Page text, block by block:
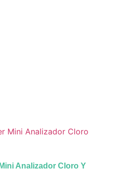
Analizador Cloro Y